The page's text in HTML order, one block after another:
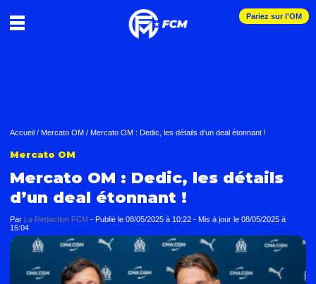
Pariez sur l'OM
Accueil / Mercato OM / Mercato OM : Dedic, les détails d’un deal étonnant !
Mercato OM
Mercato OM : Dedic, les détails
d’un deal étonnant !
Par La Redaction FCM - Publié le 08/05/2025 à 10:22 - Mis à jour le 08/05/2025 à
15:04